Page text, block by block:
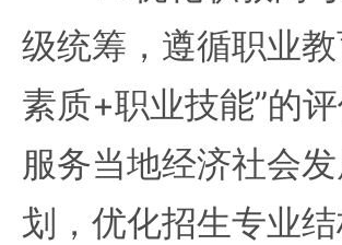
级统筹，遵循职业
素质+职业技能”的
服务当地经济社会
划，优化招生专业